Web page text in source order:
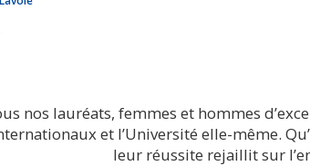
nos lauréats, femmes et hommes
et l’Université elle-même.
leur réussite rejaillit sur